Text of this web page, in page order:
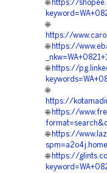
🌐 https://
🌐
https://
🌐 https://
🌐 https://
🌐
https://
🌐 https://
🌐 https://
🌐 https://